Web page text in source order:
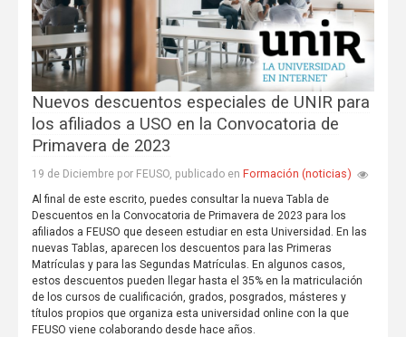
Nuevos descuentos especiales de UNIR para
los afiliados a USO en la Convocatoria de
Primavera de 2023
19 de Diciembre por FEUSO, publicado en Formación (noticias)
Al final de este escrito, puedes consultar la nueva Tabla de
Descuentos en la Convocatoria de Primavera de 2023 para los
afiliados a FEUSO que deseen estudiar en esta Universidad. En las
nuevas Tablas, aparecen los descuentos para las Primeras
Matrículas y para las Segundas Matrículas. En algunos casos,
estos descuentos pueden llegar hasta el 35% en la matriculación
de los cursos de cualificación, grados, posgrados, másteres y
títulos propios que organiza esta universidad online con la que
FEUSO viene colaborando desde hace años.